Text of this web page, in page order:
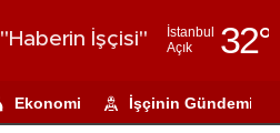
"Haberin İşçisi"
İstanbul
Açık
32°
Adıyaman
Ekonomi İşçinin Gündemi